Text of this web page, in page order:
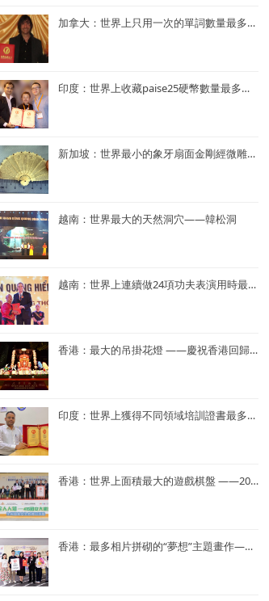
加拿大：世界上只用一次的單詞數量最多的小說——《Je ne le repeterai pas》
印度：世界上收藏paise25硬幣數量最多的人—— Mr. Rahul G. Keshwani
新加坡：世界最小的象牙扇面金剛經微雕——董重慶收藏的象牙扇面金剛經微雕
越南：世界最大的天然洞穴——韓松洞
越南：世界上連續做24項功夫表演用時最短——NGUYEN QUANG HIEN
香港：最大的吊掛花燈 ——慶祝香港回歸25周年花燈
印度：世界上獲得不同領域培訓證書最多——Dr. Navneet Kumar
香港：世界上面積最大的遊戲棋盤 ——2023年「國家安全人人知—415 國安大棋盤齊齊玩」
香港：最多相片拼砌的“夢想”主題畫作——半島青年商會55周年「拼出夢相」慶祝活動